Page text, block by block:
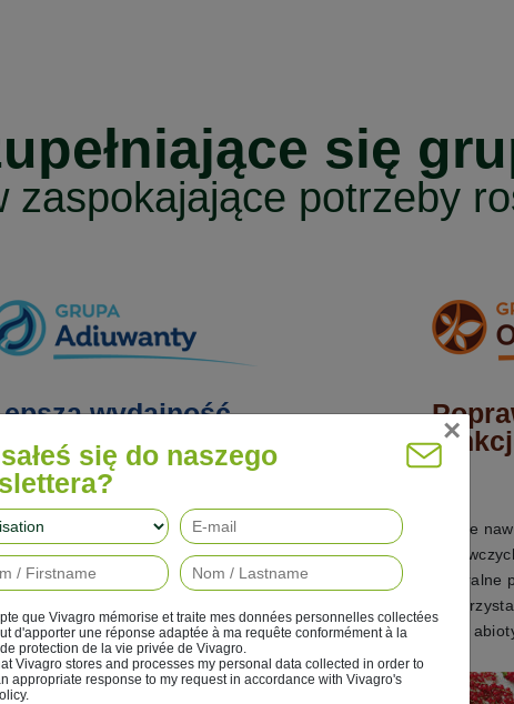
się
zaspokajające potrzeby
wydajność
adiuwanty poprawiają skuteczność działania
fungicydów, insektycydów i regulatorów
jednocześnie ograniczając ich wpływ na
Nasze
naturalne
stres
×
się do naszego
que Vivagro mémorise et traite mes données personnelles collectées
d'apporter une réponse adaptée à ma requête conformément à la
protection de la vie privée de Vivagro.
Vivagro stores and processes my personal data collected in order to
appropriate response to my request in accordance with Vivagro's